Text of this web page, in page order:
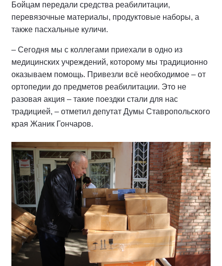
Бойцам передали средства реабилитации,
перевязочные материалы, продуктовые наборы, а
также пасхальные куличи.
– Сегодня мы с коллегами приехали в одно из
медицинских учреждений, которому мы традиционно
оказываем помощь. Привезли всё необходимое – от
ортопедии до предметов реабилитации. Это не
разовая акция – такие поездки стали для нас
традицией, – отметил депутат Думы Ставропольского
края Жаник Гончаров.